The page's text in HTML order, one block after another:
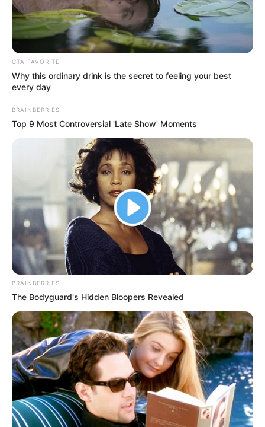
bySzerző • June 21, 2025
A kormány folyamatosan próbál alkalmazkodni a
CTA FAVORITE
Why this ordinary drink is the secret to feeling your best
every day
BRAINBERRIES
Top 9 Most Controversial 'Late Show' Moments
BRAINBERRIES
The Bodyguard's Hidden Bloopers Revealed